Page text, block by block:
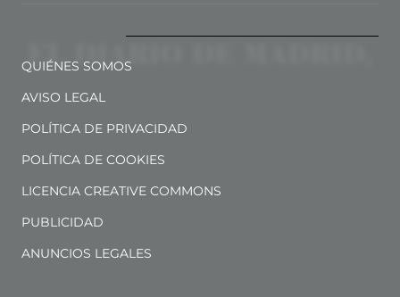
QUIÉNES SOMOS
AVISO LEGAL
POLÍTICA DE PRIVACIDAD
POLÍTICA DE COOKIES
LICENCIA CREATIVE COMMONS
PUBLICIDAD
ANUNCIOS LEGALES